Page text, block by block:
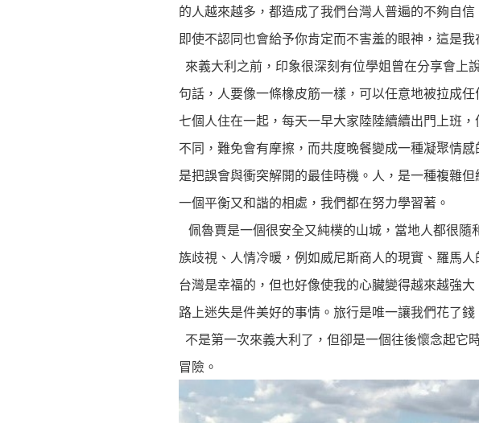
的人越來越多，都造成了我們台灣人普遍的不夠自
即使不認同也會給予你肯定而不害羞的眼神，這是
來義大利之前，印象很深刻有位學姐曾在分享會
句話，人要像一條橡皮筋一樣，可以任意地被拉成
七個人住在一起，每天一早大家陸陸續續出門上班
不同，難免會有摩擦，而共度晚餐變成一種凝聚情
是把誤會與衝突解開的最佳時機。人，是一種複雜
一個平衡又和諧的相處，我們都在努力學習著。
佩魯賈是一個很安全又純樸的山城，當地人都很
族歧視、人情冷暖，例如威尼斯商人的現實、羅馬
台灣是幸福的，但也好像使我的心臟變得越來越強
路上迷失是件美好的事情。旅行是唯一讓我們花了錢
不是第一次來義大利了，但卻是一個往後懷念起它
冒險。